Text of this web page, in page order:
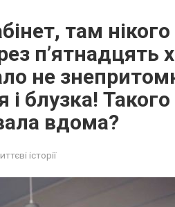
там
п’ятнадцять
не
і блузка!
вдома?
історії